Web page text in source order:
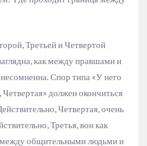
Третьей и Четвертой
как между правшами и
Спор типа «У него
должен окончиться
Четвертая, очень
Третья, вон как
между общительными людьми и